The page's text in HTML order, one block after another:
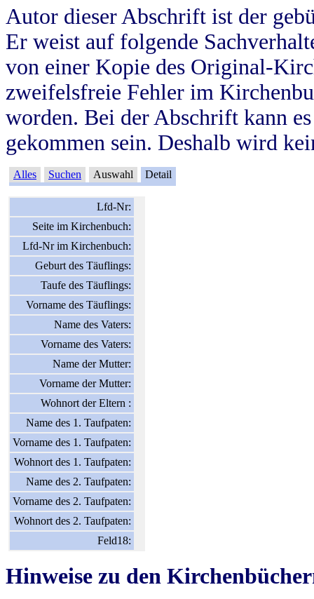
Autor dieser Abschrift ist der
Er weist auf folgende
von einer Kopie des Original-
zweifelsfreie Fehler im
worden. Bei der Abschrift kann
gekommen sein. Deshalb wird
Alles Suchen Auswahl Detail
Lfd-Nr:
Seite im Kirchenbuch:
Lfd-Nr im Kirchenbuch:
Geburt des Täuflings:
Taufe des Täuflings:
Vorname des Täuflings:
Name des Vaters:
Vorname des Vaters:
Name der Mutter:
Vorname der Mutter:
Wohnort der Eltern :
Name des 1. Taufpaten:
Vorname des 1. Taufpaten:
Wohnort des 1. Taufpaten:
Name des 2. Taufpaten:
Vorname des 2. Taufpaten:
Wohnort des 2. Taufpaten:
Feld18:
Hinweise zu den